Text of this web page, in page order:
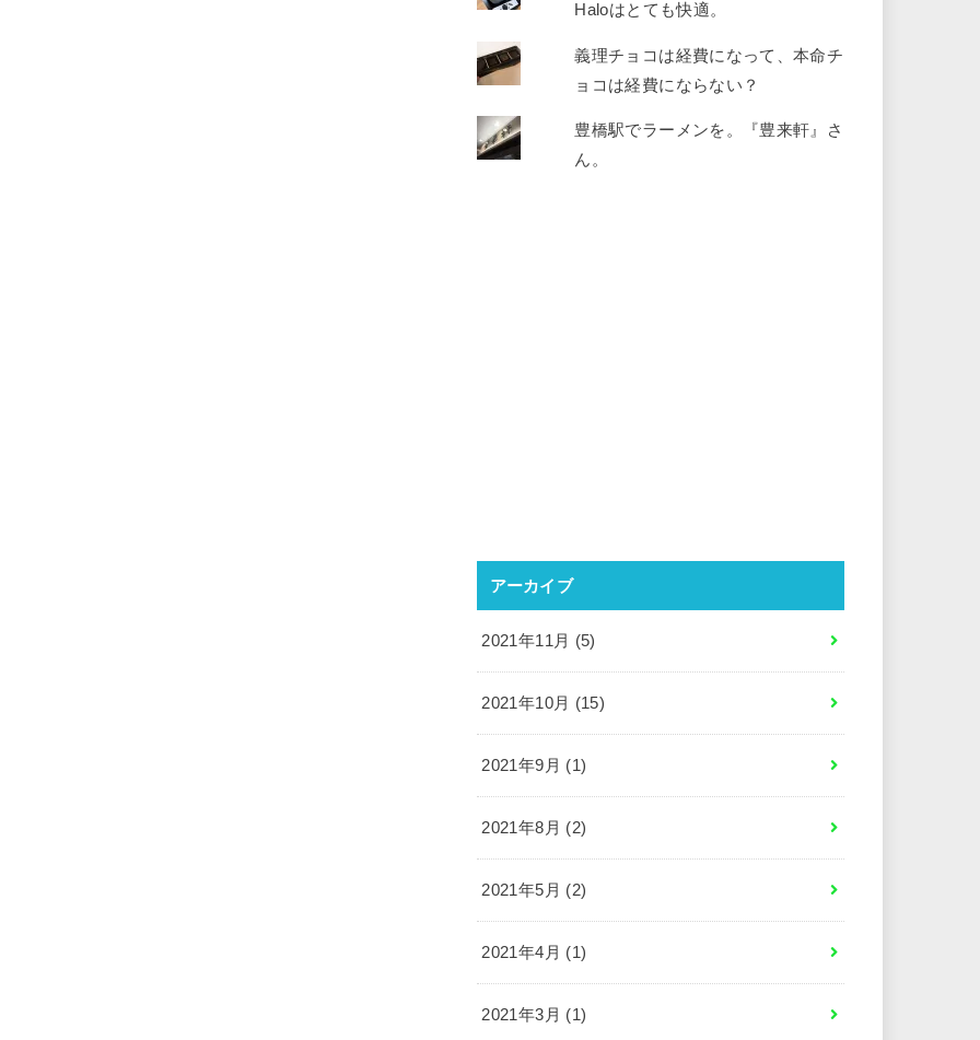
Haloはとても快適。
義理チョコは経費になって、本命チ
ョコは経費にならない？
豊橋駅でラーメンを。『豊来軒』さ
ん。
アーカイブ
2021年11月 (5)
2021年10月 (15)
2021年9月 (1)
2021年8月 (2)
2021年5月 (2)
2021年4月 (1)
2021年3月 (1)